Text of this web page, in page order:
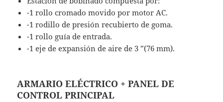
-1 rollo cromado movido por motor AC.
-1 rodillo de presión recubierto de goma.
-1 rollo guía de entrada.
-1 eje de expansión de aire de 3 ”(76 mm).
ARMARIO ELÉCTRICO + PANEL DE
CONTROL PRINCIPAL